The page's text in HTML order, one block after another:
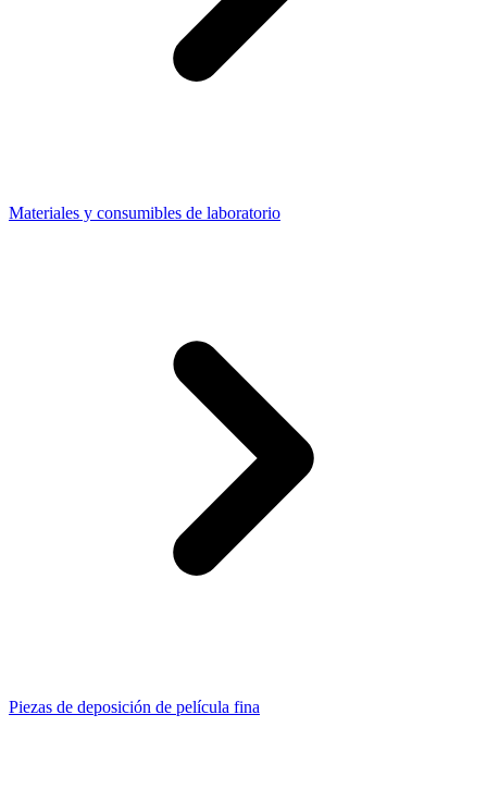
Materiales y consumibles de laboratorio
Piezas de deposición de película fina